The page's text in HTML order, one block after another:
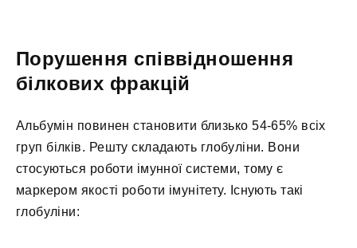
Порушення співвідношення
білкових фракцій
Альбумін повинен становити близько 54-65% всіх
груп білків. Решту складають глобуліни. Вони
стосуються роботи імунної системи, тому є
маркером якості роботи імунітету. Існують такі
глобуліни: